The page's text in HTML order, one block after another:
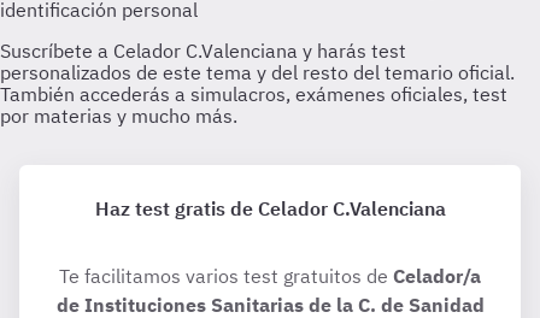
Haz test gratis de Celador C.Valenciana
Te facilitamos varios test gratuitos de Celador/a
de Instituciones Sanitarias de la C. de Sanidad